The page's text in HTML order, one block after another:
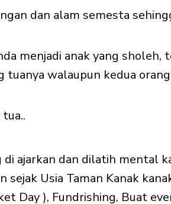
dan alam semesta
menjadi anak yang sholeh,
tuanya walaupun kedua
ajarkan dan dilatih mental
sejak Usia Taman Kanak
Day ), Fundrishing, Buat